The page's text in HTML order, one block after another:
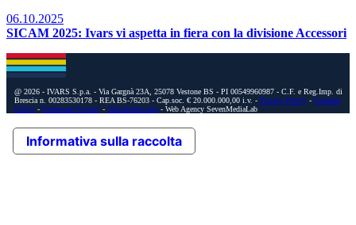
06.10.2025
SICAM 2025: Ivars vi aspetta in fiera con la divisione Accessori
@ 2026 - IVARS S.p.a. - Via Gargnà 23A, 25078 Vestone BS - PI 00549960987 - C.F. e Reg.Imp. di
Brescia n. 00283530178 - REA BS-76203 - Cap.soc. € 20.000.000,00 i.v. - Privacy Policy - Cookies
Policy - Preferenze Privacy - Whistleblowing - Web Agency SevenMediaLab
Informativa sulla raccolta